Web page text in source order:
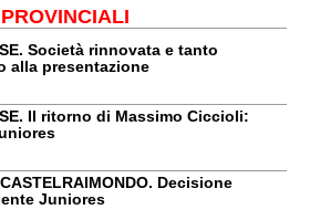
Società rinnovata e tanto
alla presentazione
Il ritorno di Massimo Ciccioli:
Decisione
Juniores